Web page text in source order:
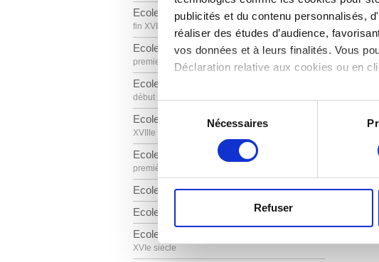
publicités et du contenu personnalisés,
réaliser des études d’audience,
vos données et à leurs finalités. Vous
Déclaration relative aux cookies ou en
Si vous le permettez, nous aimerions
Collecter des informations sur
digitales).
partenaires de médias sociaux, de
Sélection
du
consentement
Nécessaires
Refuser
Ecole chinoise
fin XVIIIe siècle
Ecole d'Europe centrale
premier quart XVe siècle
Ecole d'Europe centrale
début XVIe siècle
Ecole d'Europe centrale
XVIIIe siècle
Ecole de Bohême
première moitié XVe siècle
Ecole de Frankenthal
Ecole de Prague
Ecole des anciens Pays-Bas
XVIe siècle